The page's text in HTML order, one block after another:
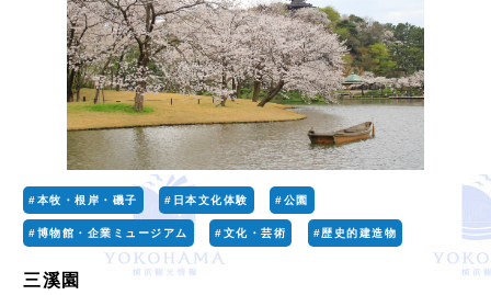
#本牧・根岸・磯子 #日本文化体験 #公園
#博物館・企業ミュージアム #文化・芸術 #歴史的建造物
三溪園